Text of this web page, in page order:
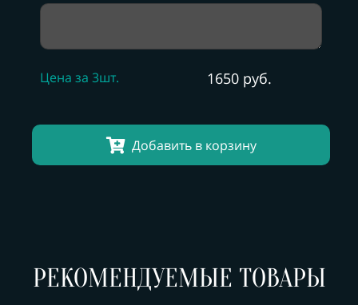
Цена за 3шт. 1650 руб.
Добавить в корзину
РЕКОМЕНДУЕМЫЕ ТОВАРЫ